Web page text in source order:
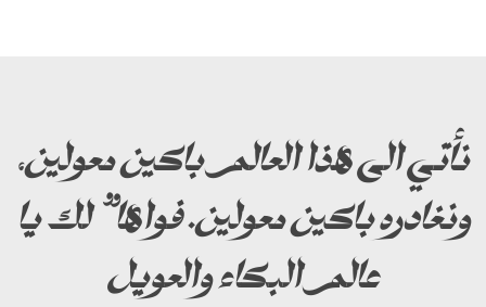
نأتي الى هذا العالم باكين معولين،
ونغادره باكين معولين. فواها” لك يا
عالم البكاء والعويل